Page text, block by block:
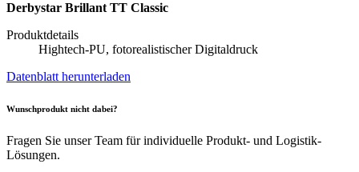
Derbystar Brillant TT Classic
Produktdetails
Hightech-PU, fotorealistischer Digitaldruck
Datenblatt herunterladen
Wunschprodukt nicht dabei?
Fragen Sie unser Team für individuelle Produkt- und Logistik-
Lösungen.